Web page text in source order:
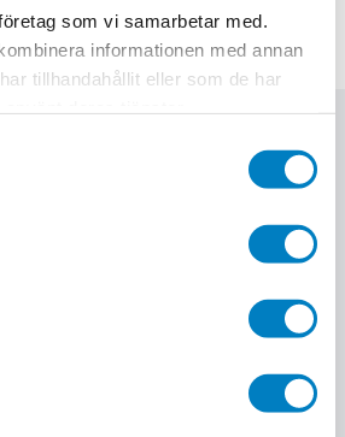
som vi samarbetar med.
informationen med annan
tillhandahållit eller som de har
utbildningar